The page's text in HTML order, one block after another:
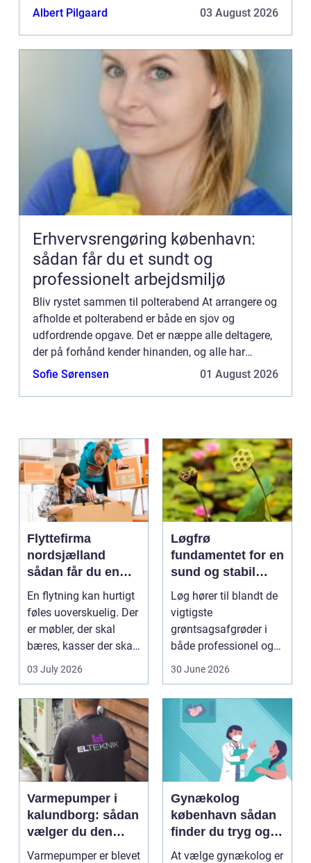
sikkert forskellige interesser og ønsker for dagen.
Albert Pilgaard 03 August 2026
Erhvervsrengøring københavn:
sådan får du et sundt og
professionelt arbejdsmiljø
Bliv rystet sammen til polterabend At arrangere og
afholde et polterabend er både en sjov og
udfordrende opgave. Det er næppe alle deltagere,
der på forhånd kender hinanden, og alle har
sikkert forskellige interesser og ønsker for dagen.
Sofie Sørensen 01 August 2026
Flyttefirma
nordsjælland
sådan får du en
tryg og effektiv
flytning
En flytning kan hurtigt
føles uoverskuelig. Der
er møbler, der skal
bæres, kasser der skal
pakkes, o...
03 July 2026
Løgfrø
fundamentet for en
sund og stabil
løgavl
Løg hører til blandt de
vigtigste
grøntsagsafgrøder i
både professionel og
hobbybaseret
30 June 2026
Varmepumper i
kalundborg: sådan
vælger du den
rigtige løsning
Varmepumper er blevet
Gynækolog
københavn sådan
finder du tryg og
professionel hjælp
At vælge gynækolog er